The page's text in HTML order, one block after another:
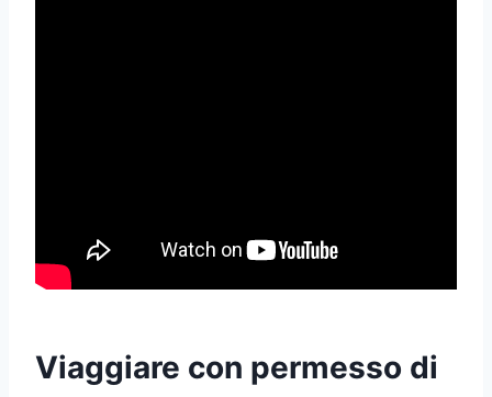
Viaggiare con permesso di